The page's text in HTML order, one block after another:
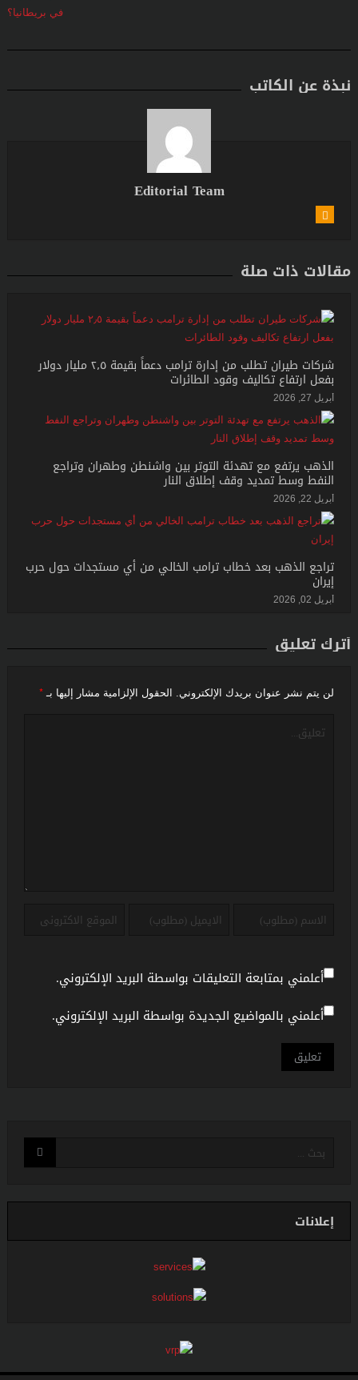
نبذة عن الكاتب
Editorial Team
مقالات ذات صلة
شركات طيران تطلب من إدارة ترامب دعماً بقيمة ٢٫٥ مليار دولار
بفعل ارتفاع تكاليف وقود الطائرات
أبريل 27, 2026
الذهب يرتفع مع تهدئة التوتر بين واشنطن وطهران وتراجع
النفط وسط تمديد وقف إطلاق النار
أبريل 22, 2026
تراجع الذهب بعد خطاب ترامب الخالي من أي مستجدات حول حرب
إيران
أبريل 02, 2026
أترك تعليق
لن يتم نشر عنوان بريدك الإلكتروني. الحقول الإلزامية مشار إليها بـ *
أعلمني بمتابعة التعليقات بواسطة البريد الإلكتروني.
أعلمني بالمواضيع الجديدة بواسطة البريد الإلكتروني.
إعلانات